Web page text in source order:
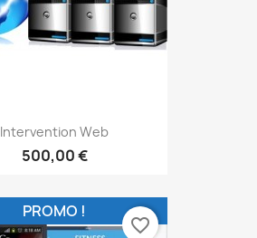
Intervention Web
500,00 €
PROMO !
favorite_border